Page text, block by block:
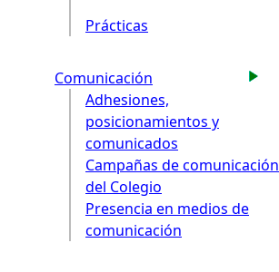
Prácticas
Comunicación
Adhesiones,
posicionamientos y
comunicados
Campañas de comunicación
del Colegio
Presencia en medios de
comunicación